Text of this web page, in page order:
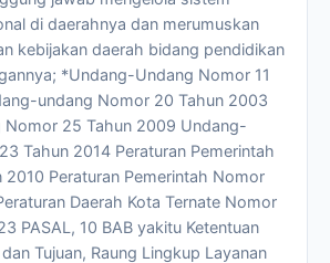
di daerahnya dan merumuskan
kebijakan daerah bidang pendidikan
*Undang-Undang Nomor 11
undang Nomor 20 Tahun 2003
Nomor 25 Tahun 2009 Undang-
Tahun 2014 Peraturan Pemerintah
2010 Peraturan Pemerintah Nomor
Daerah Kota Ternate Nomor
PASAL, 10 BAB yakitu Ketentuan